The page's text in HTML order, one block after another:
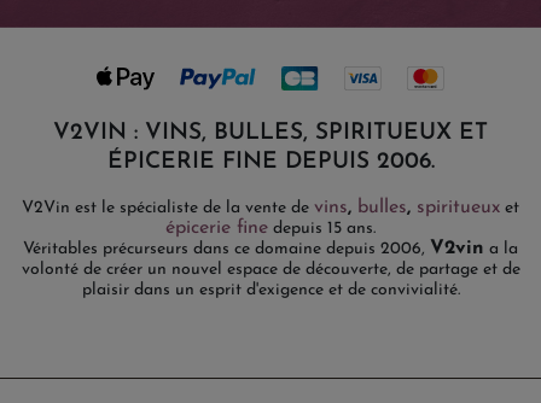
V2VIN : VINS, BULLES, SPIRITUEUX ET
ÉPICERIE FINE DEPUIS 2006.
V2Vin est le spécialiste de la vente de vins, bulles, spiritueux et
épicerie fine depuis 15 ans.
Véritables précurseurs dans ce domaine depuis 2006, V2vin a la
volonté de créer un nouvel espace de découverte, de partage et de
plaisir dans un esprit d'exigence et de convivialité.